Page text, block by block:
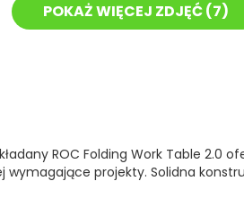
POKAŻ WIĘCEJ ZDJĘĆ (7)
ROC Folding Work Table 2.0
projekty. Solidna